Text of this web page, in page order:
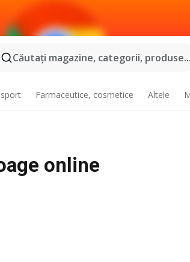
Căutaţi magazine, categorii,
Farmaceutice, cosmetice Altele
online